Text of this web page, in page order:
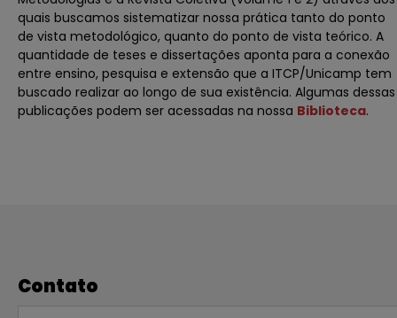
quais buscamos sistematizar nossa prática tanto do ponto
de vista metodológico, quanto do ponto de vista teórico. A
quantidade de teses e dissertações aponta para a conexão
entre ensino, pesquisa e extensão que a ITCP/Unicamp tem
buscado realizar ao longo de sua existência. Algumas dessas
publicações podem ser acessadas na nossa Biblioteca.
Contato